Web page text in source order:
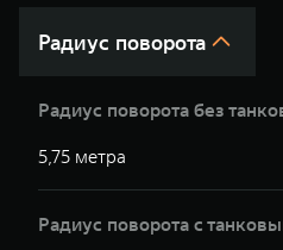
Радиус поворота
Радиус поворота без
5,75 метра
Радиус поворота с